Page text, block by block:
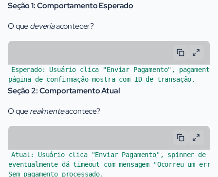
Seção 1: Comportamento Esperado
O quedeveriaacontecer?
Esperado: Usuário clica "Enviar Pagamento", pagamento
Seção 2: Comportamento Atual
O querealmenteacontece?
Atual: Usuário clica "Enviar Pagamento", spinner de
eventualmente dá timeout com mensagem "Ocorreu um